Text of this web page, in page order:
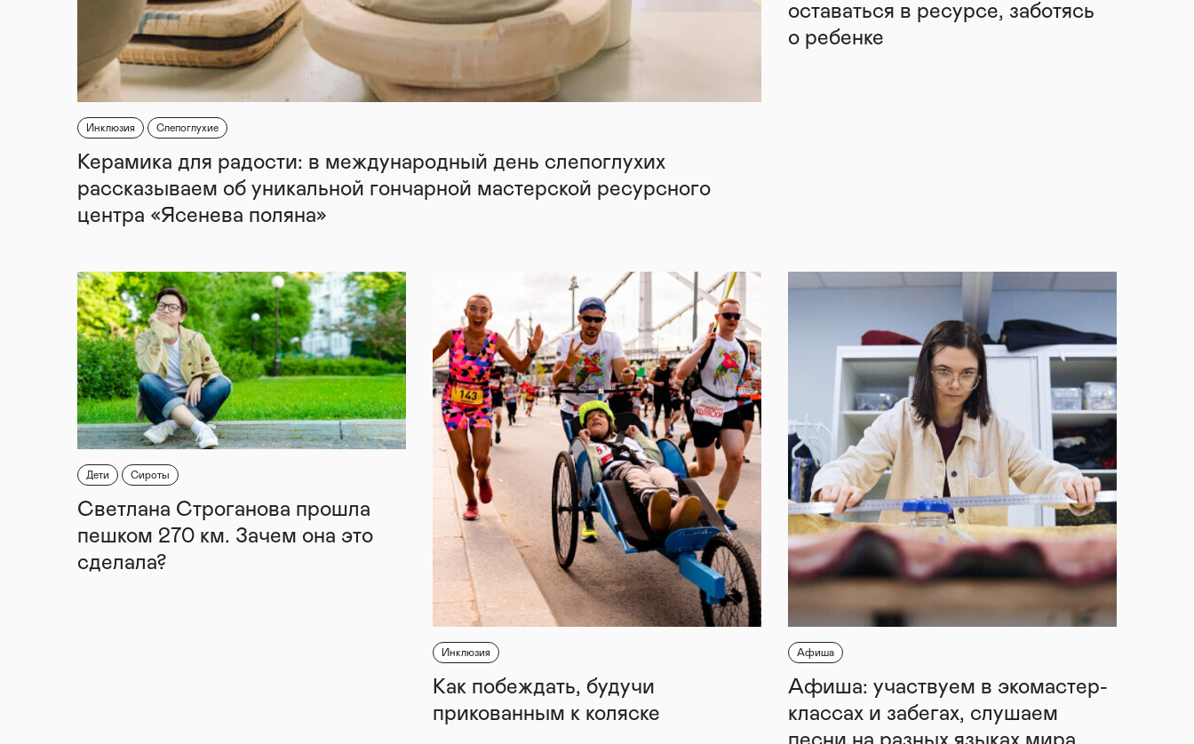
Инклюзия Слепоглухие
Керамика для радости: в международный день слепоглухих
рассказываем об уникальной гончарной мастерской ресурсного
центра «Ясенева поляна»
оставаться в ресурсе, заботясь
о ребенке
Дети Сироты
Светлана Строганова прошла
пешком 270 км. Зачем она это
сделала?
Инклюзия
Как побеждать, будучи
прикованным к коляске
Афиша
Афиша: участвуем в экомастер-
классах и забегах, слушаем